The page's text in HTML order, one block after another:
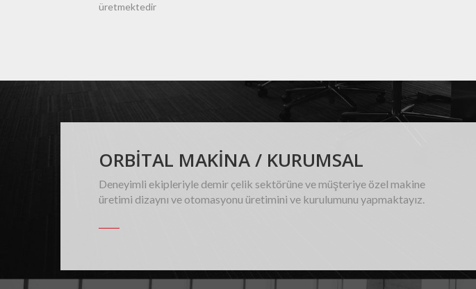
üretmektedir
ORBITAL MAKINA / KURUMSAL
Deneyimli ekipleriyle demir çelik sektörüne ve müşteriye özel makine
üretimi dizaynı ve otomasyonu üretimini ve kurulumunu yapmaktayız.